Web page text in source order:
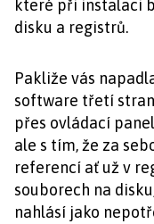
které při instalaci
disku a registrů.
Pakliže vás
software třetí
přes ovládací
ale s tím, že za
referencí ať už v
souborech na
nahlásí jako